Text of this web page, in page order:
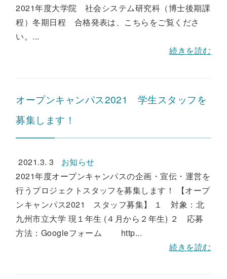
2021年度大学院 社会システム研究科（博士後期課
程）冬期日程 合格発表は、こちらをご覧くださ
い。...
続きを読む
オープンキャンパス2021 学生スタッフを
募集します！
2021.3. 3
お知らせ
2021年度オープンキャンパスの企画・宣伝・運営を
行うプロジェクトスタッフを募集します！ 【オープ
ンキャンパス2021 スタッフ募集】 １ 対象：北
九州市立大学 現１年生 (４月から２年生) ２ 応募
方法：Googleフォーム http...
続きを読む